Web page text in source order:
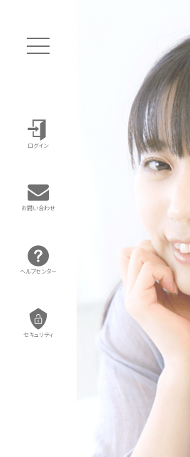
ログイン
お問い合わせ
ヘルプセンター
セキュリティ